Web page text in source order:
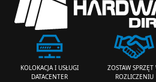
KOLOKACJA I USŁUGI
DATACENTER
ZOSTAW SPRZĘT
ROZLICZENIU